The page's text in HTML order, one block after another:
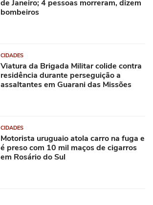
de Janeiro; 4 pessoas morreram, dizem
bombeiros
CIDADES
Viatura da Brigada Militar colide contra
residência durante perseguição a
assaltantes em Guarani das Missões
CIDADES
Motorista uruguaio atola carro na fuga e
é preso com 10 mil maços de cigarros
em Rosário do Sul